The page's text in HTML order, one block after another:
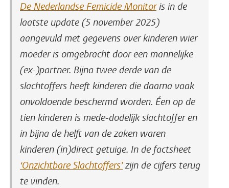
De Nederlandse Femicide Monitoris in de
laatste update (5 november 2025)
aangevuld met gegevens over kinderen wier
moeder is omgebracht door een mannelijke
(ex-)partner. Bijna twee derde van de
slachtoffers heeft kinderen die daarna vaak
onvoldoende beschermd worden. Éen op de
tien kinderen is mede-dodelijk slachtoffer en
in bijna de helft van de zaken waren
kinderen (in)direct getuige. In de factsheet
‘Onzichtbare Slachtoffers’zijn de cijfers terug
te vinden.